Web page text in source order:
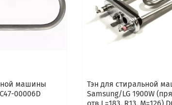
машины
00006D
Тэн для стиральной
Samsung/LG 1900W